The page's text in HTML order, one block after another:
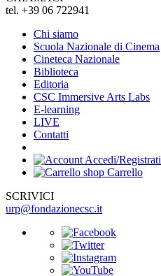
tel. +39 06 722941
Chi siamo
Scuola Nazionale di Cinema
Cineteca Nazionale
Biblioteca
Editoria
CSC Immersive Arts Labs
E-learning
LIVE
Contatti
Accedi/Registrati
Carrello
SCRIVICI
urp@fondazionecsc.it